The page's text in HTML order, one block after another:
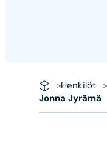
Henkilöt
Jonna Jyrämä